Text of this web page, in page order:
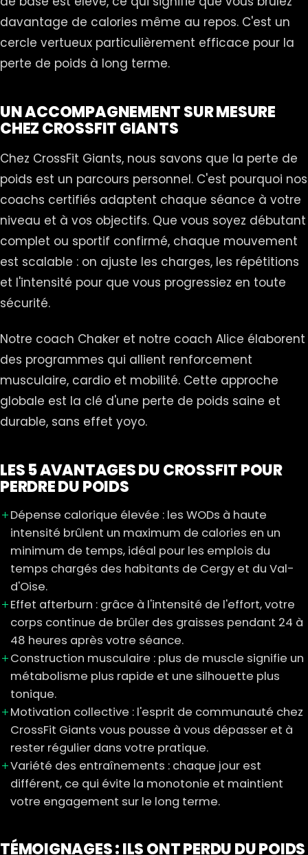
davantage de calories même au repos. C'est un
cercle vertueux particulièrement efficace pour la
perte de poids à long terme.
UN ACCOMPAGNEMENT SUR MESURE
CHEZ CROSSFIT GIANTS
Chez CrossFit Giants, nous savons que la perte de
poids est un parcours personnel. C'est pourquoi nos
coachs certifiés adaptent chaque séance à votre
niveau et à vos objectifs. Que vous soyez débutant
complet ou sportif confirmé, chaque mouvement
est scalable : on ajuste les charges, les répétitions
et l'intensité pour que vous progressiez en toute
sécurité.
Notre coach Chaker et notre coach Alice élaborent
des programmes qui allient renforcement
musculaire, cardio et mobilité. Cette approche
globale est la clé d'une perte de poids saine et
durable, sans effet yoyo.
LES 5 AVANTAGES DU CROSSFIT POUR
PERDRE DU POIDS
Dépense calorique élevée : les WODs à haute
intensité brûlent un maximum de calories en un
minimum de temps, idéal pour les emplois du
temps chargés des habitants de Cergy et du Val-
d'Oise.
Effet afterburn : grâce à l'intensité de l'effort, votre
corps continue de brûler des graisses pendant 24 à
48 heures après votre séance.
Construction musculaire : plus de muscle signifie un
métabolisme plus rapide et une silhouette plus
tonique.
Motivation collective : l'esprit de communauté chez
CrossFit Giants vous pousse à vous dépasser et à
rester régulier dans votre pratique.
Variété des entraînements : chaque jour est
différent, ce qui évite la monotonie et maintient
votre engagement sur le long terme.
TÉMOIGNAGES : ILS ONT PERDU DU POIDS